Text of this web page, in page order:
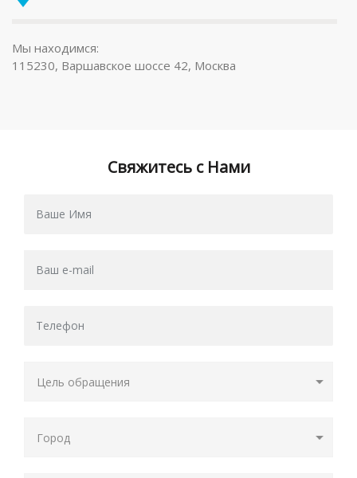
Мы находимся:
115230, Варшавское шоссе 42, Москва
Свяжитесь с Нами